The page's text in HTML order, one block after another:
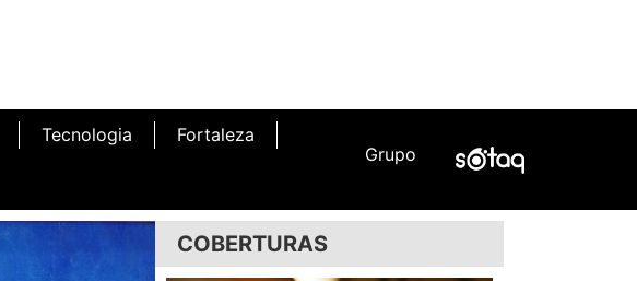
Tecnologia Fortaleza
Grupo
COBERTURAS